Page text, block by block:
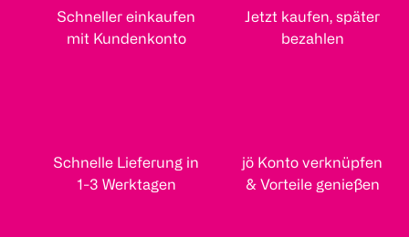
Schneller einkaufen
mit Kundenkonto
Jetzt kaufen, später
bezahlen
Schnelle Lieferung in
1-3 Werktagen
jö Konto verknüpfen
& Vorteile genießen